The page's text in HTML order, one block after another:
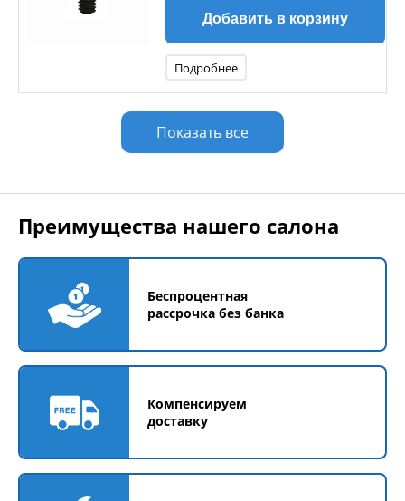
Добавить в корзину
Подробнее
Показать все
Преимущества нашего салона
Беспроцентная
рассрочка без банка
Компенсируем
доставку